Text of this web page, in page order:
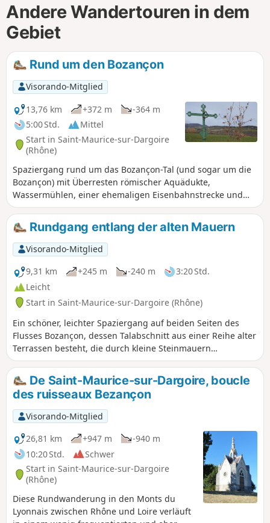
Andere Wandertouren in dem
Gebiet
Rund um den Bozançon
Visorando-Mitglied
13,76 km
+372 m
-364 m
5:00 Std.
Mittel
Start in Saint-Maurice-sur-Dargoire
(Rhône)
Spaziergang rund um das Bozançon-Tal (und sogar um die
Bozançon) mit Überresten römischer Aquädukte,
Wassermühlen, einer ehemaligen Eisenbahnstrecke und
ehemaligen Goldminen. In Les Piles kann man weiter den
Bozançon hinauf bis zum Viadukt wandern und über die
alte Eisenbahnstrecke nach Jurieux zurückkehren (2
Stunden zusätzlich).
Rundgang entlang der alten Mauern
Visorando-Mitglied
9,31 km
+245 m -240 m
3:20 Std.
Leicht
Start in Saint-Maurice-sur-Dargoire (Rhône)
Ein schöner, leichter Spaziergang auf beiden Seiten des
Flusses Bozançon, dessen Talabschnitt aus einer Reihe alter
Terrassen besteht, die durch kleine Steinmauern
strukturiert sind. Ein Vorgeschmack auf die Provence... Alte
Beschreibung, siehe Bewertungen, wenn Sie die App nicht
verwenden.
De Saint-Maurice-sur-Dargoire, boucle
des ruisseaux Bezançon
Visorando-Mitglied
26,81 km
+947 m
-940 m
10:20 Std.
Schwer
Start in Saint-Maurice-sur-Dargoire
(Rhône)
Diese Rundwanderung in den Monts du
Lyonnais zwischen Rhône und Loire verläuft